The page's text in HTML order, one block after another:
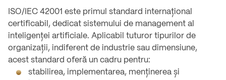
ISO/IEC 42001 este primul standard internațional
certificabil, dedicat sistemului de management al
inteligenței artificiale. Aplicabil tuturor tipurilor de
organizații, indiferent de industrie sau dimensiune,
acest standard oferă un cadru pentru:
stabilirea, implementarea, menținerea și